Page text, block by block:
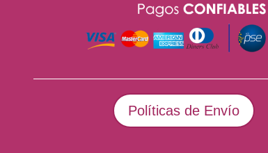
Políticas de Envío